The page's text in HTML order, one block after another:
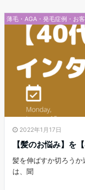
薄毛・AGA・発毛症例・お
2022年1月17日
【髪のお悩み】を
髪を伸ばすか切ろう
は、聞